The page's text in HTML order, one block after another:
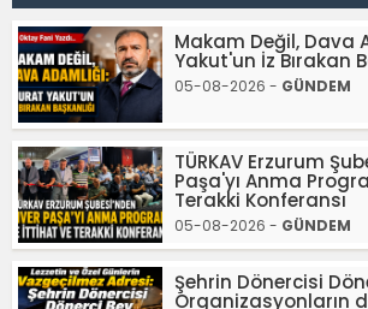
Makam Değil, Dava
Yakut'un İz Bırakan
05-08-2026 - GÜNDEM
TÜRKAV Erzurum
Paşa'yı Anma
Terakki Konferansı
05-08-2026 - GÜNDEM
Şehrin Dönercisi
Organizasyonların